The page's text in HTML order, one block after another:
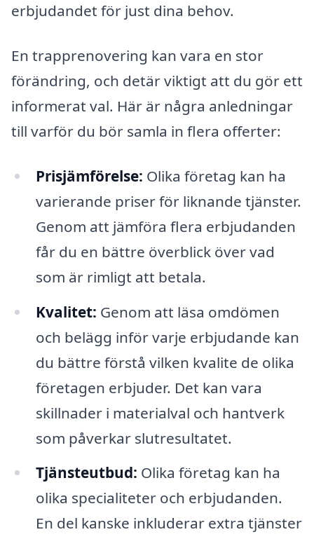
erbjudandet för just dina behov.
En trapprenovering kan vara en stor
förändring, och detär viktigt att du gör ett
informerat val. Här är några anledningar
till varför du bör samla in flera offerter:
Prisjämförelse: Olika företag kan ha
varierande priser för liknande tjänster.
Genom att jämföra flera erbjudanden
får du en bättre överblick över vad
som är rimligt att betala.
Kvalitet: Genom att läsa omdömen
och belägg inför varje erbjudande kan
du bättre förstå vilken kvalite de olika
företagen erbjuder. Det kan vara
skillnader i materialval och hantverk
som påverkar slutresultatet.
Tjänsteutbud: Olika företag kan ha
olika specialiteter och erbjudanden.
En del kanske inkluderar extra tjänster